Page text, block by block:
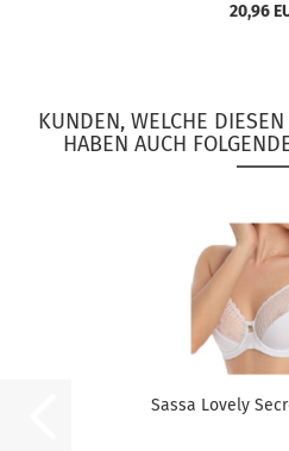
20,96
KUNDEN, WELCHE
HABEN AUCH
Sassa Lovely